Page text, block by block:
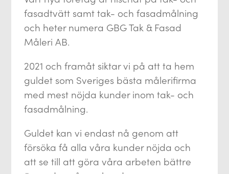
fasadtvätt samt tak- och fasadmålning
och heter numera GBG Tak & Fasad
Måleri AB.
2021 och framåt siktar vi på att ta hem
guldet som Sveriges bästa målerifirma
med mest nöjda kunder inom tak- och
fasadmålning.
Guldet kan vi endast nå genom att
försöka få alla våra kunder nöjda och
att se till att göra våra arbeten bättre